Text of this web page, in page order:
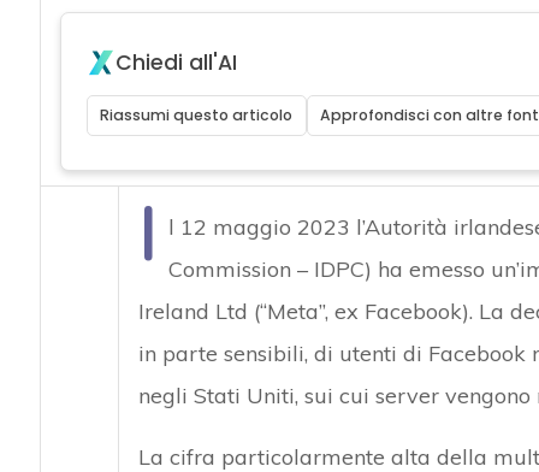
Chiedi all'AI
Riassumi questo articolo Approfondisci con altre
I
l 12 maggio 2023 l’Autorità
Commission – IDPC) ha emesso
Ireland Ltd (“Meta”, ex Facebook). La
in parte sensibili, di utenti di
negli Stati Uniti, sui cui server
La cifra particolarmente alta della